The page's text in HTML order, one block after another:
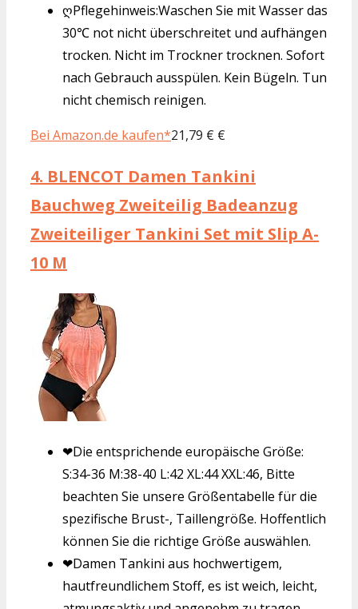
ღPflegehinweis:Waschen Sie mit Wasser das
30℃ not nicht überschreitet und aufhängen
trocken. Nicht im Trockner trocknen. Sofort
nach Gebrauch ausspülen. Kein Bügeln. Tun
nicht chemisch reinigen.
Bei Amazon.de kaufen*21,79 € €
4. BLENCOT Damen Tankini
Bauchweg Zweiteilig Badeanzug
Zweiteiliger Tankini Set mit Slip A-
10 M
❤Die entsprichende europäische Größe:
S:34-36 M:38-40 L:42 XL:44 XXL:46, Bitte
beachten Sie unsere Größentabelle für die
spezifische Brust-, Taillengröße. Hoffentlich
können Sie die richtige Größe auswählen.
❤Damen Tankini aus hochwertigem,
hautfreundlichem Stoff, es ist weich, leicht,